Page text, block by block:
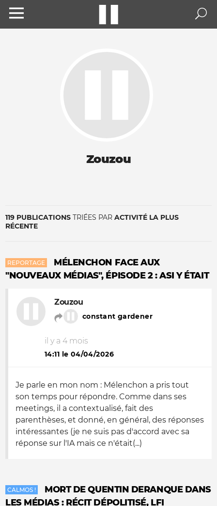
Zouzou
119 PUBLICATIONS TRIÉES PAR ACTIVITÉ LA PLUS
RÉCENTE
REPORTAGE
MÉLENCHON FACE AUX
"NOUVEAUX MÉDIAS", ÉPISODE 2 : ASI Y ÉTAIT
Zouzou
constant gardener
il y a 4 mois
14:11 le 04/04/2026
Je parle en mon nom : Mélenchon a pris tout
son temps pour répondre. Comme dans ses
meetings, il a contextualisé, fait des
parenthèses, et donné, en général, des réponses
intéressantes (je ne suis pas d'accord avec sa
réponse sur l'IA mais ce n'était(...)
CALMOS !
MORT DE QUENTIN DERANQUE DANS
LES MÉDIAS : RÉCIT DÉPOLITISÉ, LFI